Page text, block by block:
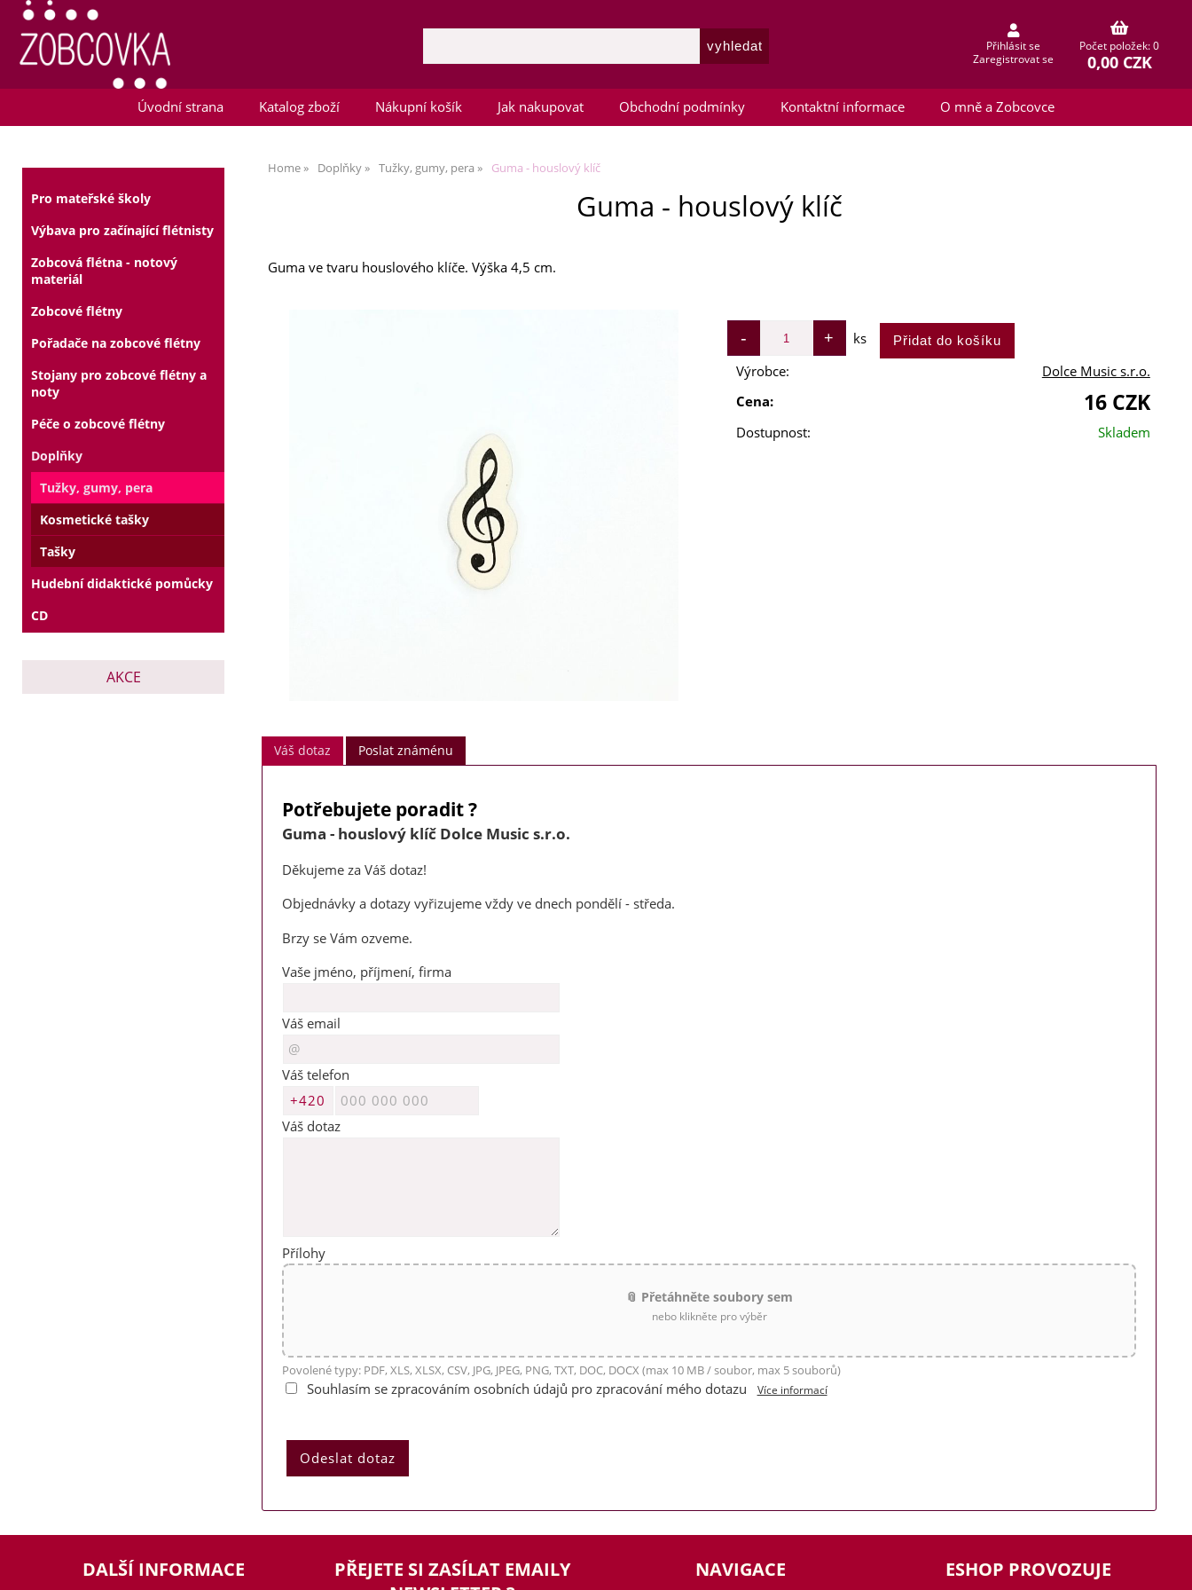
Přihlásit se
Zaregistrovat se
Počet položek: 0
0,00 CZK
Úvodní strana Katalog zboží Nákupní košík Jak nakupovat Obchodní podmínky Kontaktní informace O mně a Zobcovce
Home Doplňky Tužky, gumy, pera Guma - houslový klíč
Guma - houslový klíč
Guma ve tvaru houslového klíče. Výška 4,5 cm.
ks
Výrobce:
Dolce Music s.r.o.
Cena:
16 CZK
Dostupnost: Skladem
Váš dotaz Poslat známénu
Potřebujete poradit ?
Guma - houslový klíč Dolce Music s.r.o.
Děkujeme za Váš dotaz!
Objednávky a dotazy vyřizujeme vždy ve dnech pondělí - středa.
Brzy se Vám ozveme.
Vaše jméno, příjmení, firma
Váš email
Váš telefon
Váš dotaz
Přílohy
📎 Přetáhněte soubory sem
nebo klikněte pro výběr
Povolené typy: PDF, XLS, XLSX, CSV, JPG, JPEG, PNG, TXT, DOC, DOCX (max 10 MB / soubor, max 5 souborů)
Souhlasím se zpracováním osobních údajů pro zpracování mého dotazu Více informací
Pro mateřské školy
Výbava pro začínající flétnisty
Zobcová flétna - notový
materiál
Zobcové flétny
Pořadače na zobcové flétny
Stojany pro zobcové flétny a
noty
Péče o zobcové flétny
Doplňky
Tužky, gumy, pera
Kosmetické tašky
Tašky
Hudební didaktické pomůcky
CD
AKCE
DALŠÍ INFORMACE
PŘEJETE SI ZASÍLAT EMAILY
NAVIGACE ESHOP PROVOZUJE